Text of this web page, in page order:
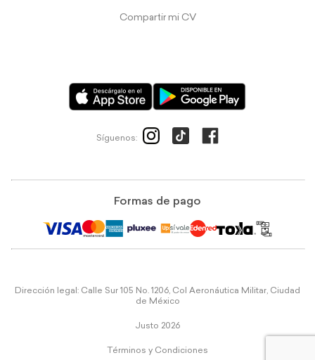
Compartir mi CV
Síguenos:
Formas de pago
Dirección legal: Calle Sur 105 No. 1206, Col Aeronáutica Militar, Ciudad
de México
Justo 2026
Términos y Condiciones